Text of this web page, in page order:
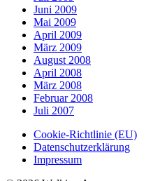
Juni 2009
Mai 2009
April 2009
März 2009
August 2008
April 2008
März 2008
Februar 2008
Juli 2007
Cookie-Richtlinie (EU)
Datenschutzerklärung
Impressum